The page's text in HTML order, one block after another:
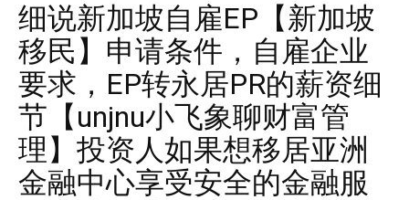
细说新加坡自雇EP【新加坡
移民】申请条件，自雇企业
要求，EP转永居PR的薪资细
节【unjnu小飞象聊财富管
理】投资人如果想移居亚洲
金融中心享受安全的金融服